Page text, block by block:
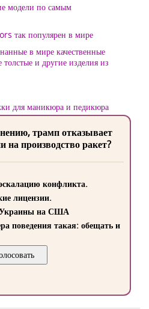
модели по самым
так популярен в мире
в мире качественные
и другие изделия из
для маникюра и педикюра
трамп отказывает
производство ракет?
конфликта.
лицензии.
Украины на США
поведения такая: обещать и